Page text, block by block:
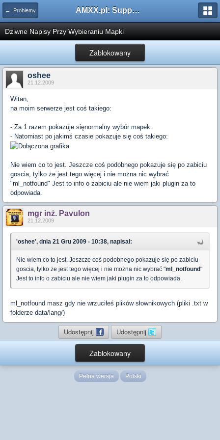
← Problemy AMXX.pl: Support AMX Mod X i SourceMod
Dziwne Napisy Przy Wybieraniu Mapki
Zablokowany
oshee
21.12.2009
Witan,
na moim serwerze jest coś takiego:
- Za 1 razem pokazuje sięnormalny wybór mapek.
- Natomiast po jakimś czasie pokazuje się coś takiego:
Nie wiem co to jest. Jeszcze coś podobnego pokazuje się po zabiciu
goscia, tylko że jest tego więcej i nie można nic wybrać
"ml_notfound" Jest to info o zabiciu ale nie wiem jaki plugin za to
odpowiada.
mgr inż. Pavulon
21.12.2009
'oshee', dnia 21 Gru 2009 - 10:38, napisał:
Nie wiem co to jest. Jeszcze coś podobnego pokazuje się po zabiciu
goscia, tylko że jest tego więcej i nie można nic wybrać "ml_notfound"
Jest to info o zabiciu ale nie wiem jaki plugin za to odpowiada.
ml_notfound masz gdy nie wrzuciłeś plików słownikowych (pliki .txt w
folderze data/lang/)
Udostępnij Udostępnij
Zablokowany
Pełna wersja Polski